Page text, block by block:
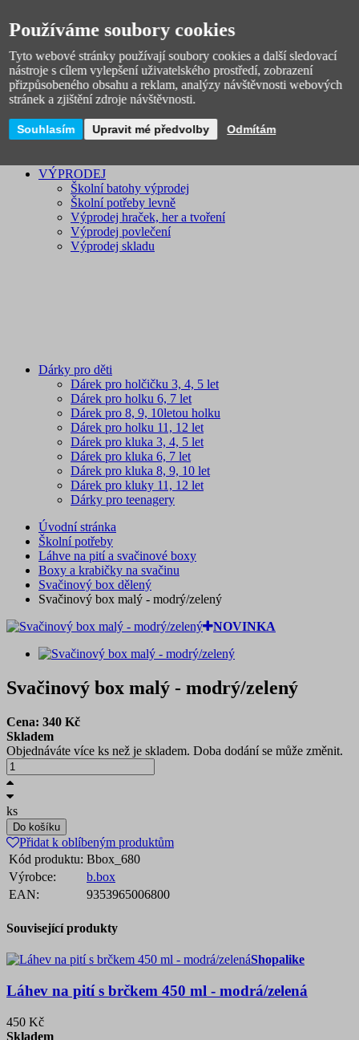
Švihadla, obruče
Licenční zboží
Novinky
VÝPRODEJ
Školní batohy výprodej
Školní potřeby levně
Výprodej hraček, her a tvoření
Výprodej povlečení
Výprodej skladu
Dárky pro děti
Dárek pro holčičku 3, 4, 5 let
Dárek pro holku 6, 7 let
Dárek pro 8, 9, 10letou holku
Dárek pro holku 11, 12 let
Dárek pro kluka 3, 4, 5 let
Dárek pro kluka 6, 7 let
Dárek pro kluka 8, 9, 10 let
Dárek pro kluky 11, 12 let
Dárky pro teenagery
Úvodní stránka
Školní potřeby
Láhve na pití a svačinové boxy
Boxy a krabičky na svačinu
Svačinový box dělený
Svačinový box malý - modrý/zelený
NOVINKA
Svačinový box malý - modrý/zelený
Cena: 340 Kč
Skladem
Objednáváte více ks než je skladem. Doba dodání se může změnit.
ks
Do košíku
Přidat k oblíbeným produktům
Kód produktu: Bbox_680
Výrobce:
b.box
EAN:
9353965006800
Související produkty
Shopalike
Láhev na pití s brčkem 450 ml - modrá/zelená
450 Kč
Skladem
Používáme soubory cookies
Tyto webové stránky používají soubory cookies a další sledovací
nástroje s cílem vylepšení uživatelského prostředí, zobrazení
přizpůsobeného obsahu a reklam, analýzy návštěvnosti webových
stránek a zjištění zdroje návštěvnosti.
Souhlasím Upravit mé předvolby Odmítám